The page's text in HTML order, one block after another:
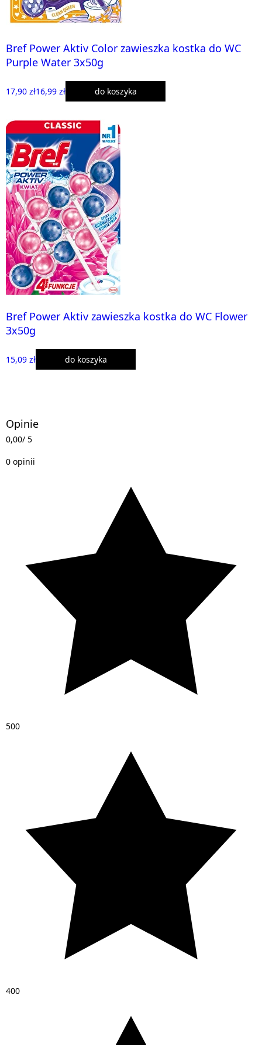
Bref Power Aktiv Color zawieszka kostka do WC
Purple Water 3x50g
17,90 zł16,99 zł do koszyka
Bref Power Aktiv zawieszka kostka do WC Flower
3x50g
15,09 zł do koszyka
Opinie
0,00/ 5
0 opinii
500
400